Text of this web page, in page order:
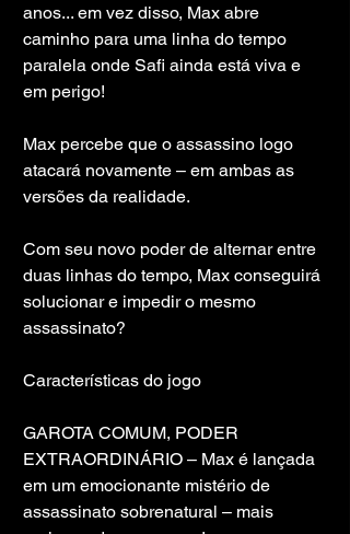
anos... em vez disso, Max abre
caminho para uma linha do tempo
paralela onde Safi ainda está viva e
em perigo!
Max percebe que o assassino logo
atacará novamente – em ambas as
versões da realidade.
Com seu novo poder de alternar entre
duas linhas do tempo, Max conseguirá
solucionar e impedir o mesmo
assassinato?
Características do jogo
GAROTA COMUM, PODER
EXTRAORDINÁRIO – Max é lançada
em um emocionante mistério de
assassinato sobrenatural – mais